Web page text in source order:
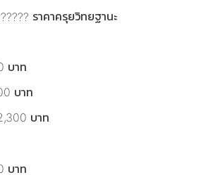
ราคาครุยวิทยฐานะ
บาท
บาท
บาท
บาท